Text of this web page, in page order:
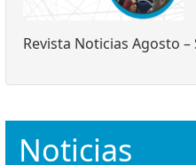
Revista Noticias Agosto
Noticias